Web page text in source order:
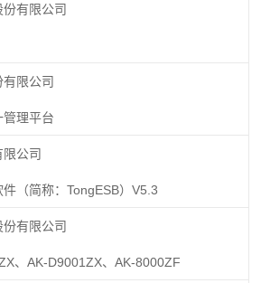
有限公司
限公司
理平台
公司
（简称：TongESB）V5.3
有限公司
、AK-D9001ZX、AK-8000ZF